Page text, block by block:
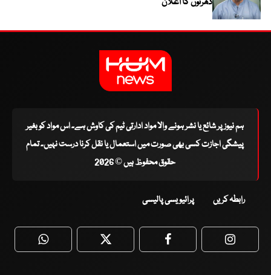
ہم نیوز پر شائع یا نشر ہونے والا مواد ادارتی ٹیم کی کاوش ہے۔ اس مواد کو بغیر
پیشگی اجازت کسی بھی صورت میں استعمال یا نقل کرنا درست نہیں۔ تمام
حقوق محفوظ ہیں © 2026
رابطہ کریں پرائیویسی پالیسی
WhatsApp Twitter Facebook